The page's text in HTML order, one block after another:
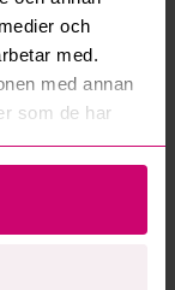
och
med.
med annan
som de har